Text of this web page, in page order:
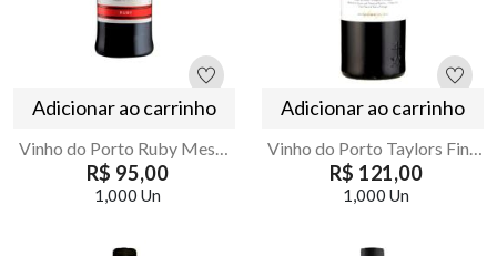
Adicionar ao carrinho
Vinho do Porto Ruby Messias 750ml | Doce e Encorpado
R$ 95,00
1,000 Un
Adicionar ao carrinho
Vinho do Porto Taylors Fine Ruby 750ml Premium
R$ 121,00
1,000 Un